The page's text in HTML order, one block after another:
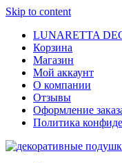
Skip to content
LUNARETTA
Корзина
Магазин
Мой аккаунт
О компании
Отзывы
Оформление
Политика